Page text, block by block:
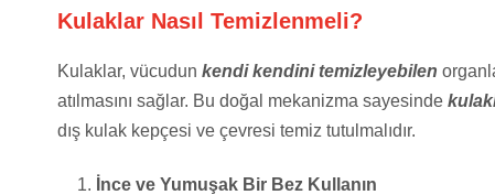
Kulaklar Nasıl Temizlenmeli?
Kulaklar, vücudun kendi kendini temizleyebilen
atılmasını sağlar. Bu doğal mekanizma sayesinde
dış kulak kepçesi ve çevresi temiz tutulmalıdır.
İnce ve Yumuşak Bir Bez Kullanın